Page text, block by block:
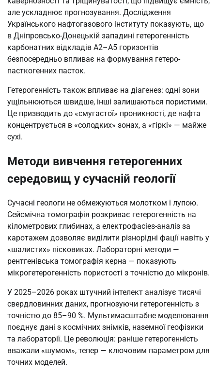
але ускладнює прогнозування. Дослідження
Українського нафтогазового інституту показують, що
в Дніпровсько-Донецькій западині гетерогенність
карбонатних відкладів А2–А5 горизонтів
безпосередньо впливає на формування гетеро-
пасткогенних пасток.
Гетерогенність також впливає на діагенез: одні зони
ущільнюються швидше, інші залишаються пористими.
Це призводить до «смугастої» проникності, де нафта
концентрується в «солодких» зонах, а «гіркі» — майже
сухі.
Методи вивчення гетерогенних
середовищ у сучасній геології
Сучасні геологи не обмежуються молотком і лупою.
Сейсмічна томографія розкриває гетерогенність на
кілометрових глибинах, а електрофacies-аналіз за
каротажем дозволяє виділити різнорідні фації навіть у
«шалистих» пісковиках. Лабораторні методи —
рентгенівська томографія керна — показують
мікрогетерогенність пористості з точністю до мікронів.
У 2025–2026 роках штучний інтелект аналізує тисячі
свердловинних даних, прогнозуючи гетерогенність з
точністю до 85–90 %. Мультимасштабне моделювання
поєднує дані з космічних знімків, наземної геофізики
та лабораторії. Це революція: раніше гетерогенність
вважали «шумом», тепер — ключовим параметром для
точних моделей.